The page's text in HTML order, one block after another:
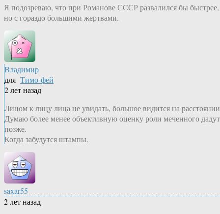
Я подозреваю, что при Романове СССР развалился бы быстрее,
но с гораздо большими жертвами.
Владимир
для Тимо-фей
2 лет назад
Лицом к лицу лица не увидать, большое видится на
Думаю более менее объективную оценку роли меченного дадут
позже.
Когда забудутся штампы.
saxar55
2 лет назад